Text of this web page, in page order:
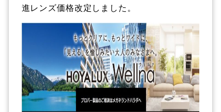
進レンズ価格改定しました。